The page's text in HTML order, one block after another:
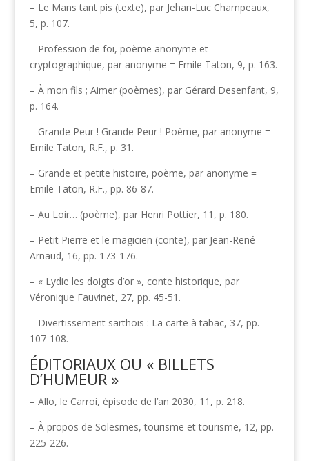
– Le Mans tant pis (texte), par Jehan-Luc Champeaux,
5, p. 107.
– Profession de foi, poème anonyme et
cryptographique, par anonyme = Emile Taton, 9, p. 163.
– À mon fils ; Aimer (poèmes), par Gérard Desenfant, 9,
p. 164.
– Grande Peur ! Grande Peur ! Poème, par anonyme =
Emile Taton, R.F., p. 31.
– Grande et petite histoire, poème, par anonyme =
Emile Taton, R.F., pp. 86-87.
– Au Loir… (poème), par Henri Pottier, 11, p. 180.
– Petit Pierre et le magicien (conte), par Jean-René
Arnaud, 16, pp. 173-176.
– « Lydie les doigts d’or », conte historique, par
Véronique Fauvinet, 27, pp. 45-51.
– Divertissement sarthois : La carte à tabac, 37, pp.
107-108.
ÉDITORIAUX OU « BILLETS
D’HUMEUR »
– Allo, le Carroi, épisode de l’an 2030, 11, p. 218.
– À propos de Solesmes, tourisme et tourisme, 12, pp.
225-226.